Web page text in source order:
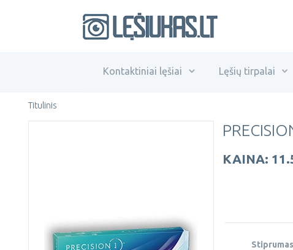
Kontaktiniai lęšiai Lęšių tirpalai
Titulinis
KAINA:
Stiprumas